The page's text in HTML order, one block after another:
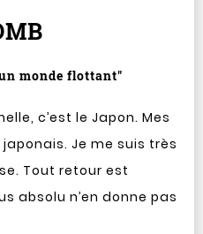
monde flottant"
c’est le Japon. Mes
Je me suis très
Tout retour est
absolu n’en donne pas